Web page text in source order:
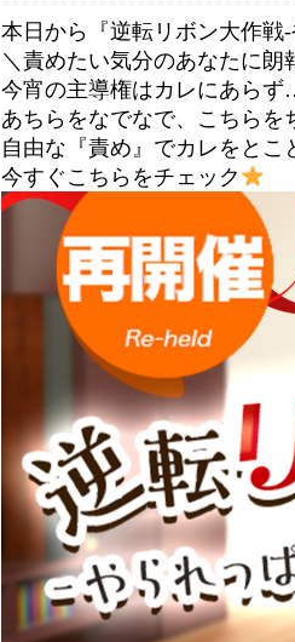
本日から『逆転リボン大作戦
＼責めたい気分のあなたに朗
今宵の主導権はカレにあらず
あちらをなでなで、こちら
自由な『責め』でカレをと
今すぐこちらをチェック